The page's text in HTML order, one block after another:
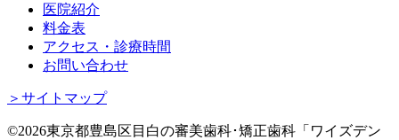
医院紹介
料金表
アクセス・診療時間
お問い合わせ
＞サイトマップ
©2026東京都豊島区目白の審美歯科･矯正歯科「ワイズデン